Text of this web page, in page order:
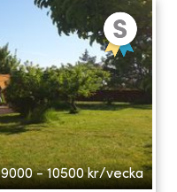
9000 - 10500 kr/vecka